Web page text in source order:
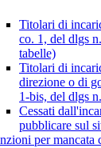
Titolari di
co. 1, del dlgs
tabelle)
Titolari di
direzione o di
1-bis, del dlgs
Cessati
pubblicare sul
per mancata